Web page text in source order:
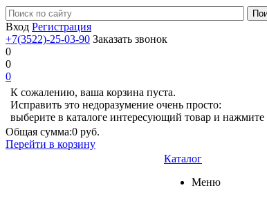
Вход Регистрация
+7(3522)-25-03-90 Заказать звонок
0
0
0
К сожалению, ваша корзина пуста.
Исправить это недоразумение очень просто:
выберите в каталоге интересующий товар и
Общая сумма:0 руб.
Перейти в корзину
Каталог
Меню